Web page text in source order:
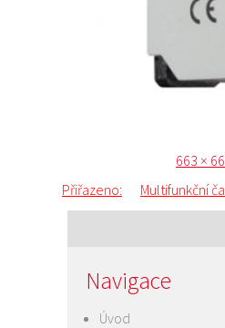
Původní
velikost:
663 ×
Přiřazeno: Multifunkční
Navigace
Úvod